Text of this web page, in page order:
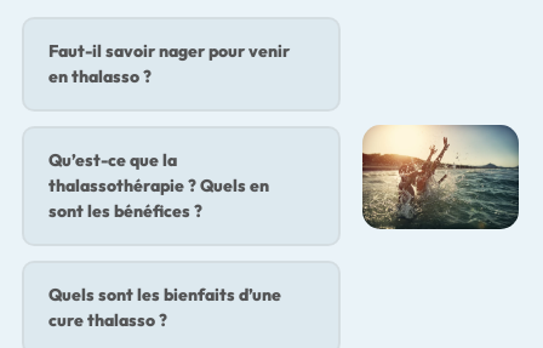
Faut-il savoir nager pour venir
en thalasso ?
Qu’est-ce que la
thalassothérapie ? Quels en
sont les bénéfices ?
Quels sont les bienfaits d’une
cure thalasso ?